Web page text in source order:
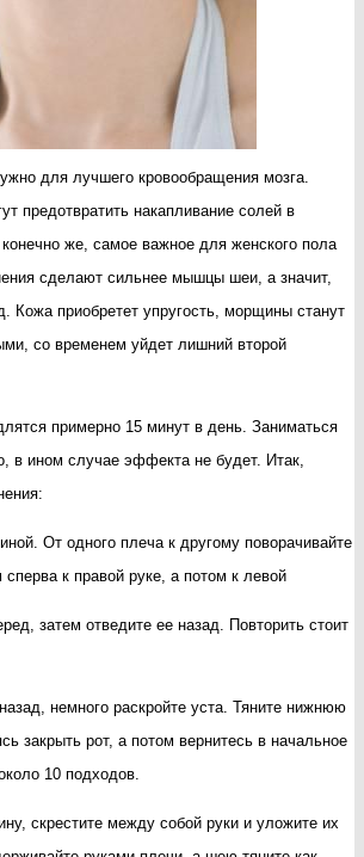
для лучшего кровообращения мозга.
предотвратить накапливание солей в
же, самое важное для женского пола
сделают сильнее мышцы шеи, а значит,
Кожа приобретет упругость, морщины станут
со временем уйдет лишний второй
примерно 15 минут в день. Заниматься
в ином случае эффекта не будет. Итак,
От одного плеча к другому поворачивайте
сперва к правой руке, а потом к левой
затем отведите ее назад. Повторить стоит
немного раскройте уста. Тяните нижнюю
закрыть рот, а потом вернитесь в начальное
10 подходов.
скрестите между собой руки и уложите их